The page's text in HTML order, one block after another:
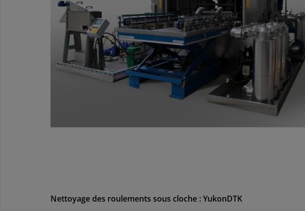
Nettoyage des roulements sous cloche : YukonDTK